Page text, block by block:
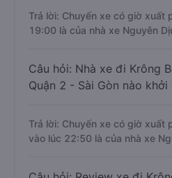
Trả lời: Chuyến xe có giờ xuất
19:00 là của nhà xe Nguyên
Câu hỏi: Nhà xe đi Krông
Quận 2 - Sài Gòn nào khởi
Trả lời: Chuyến xe có giờ xuất
vào lúc 22:50 là của nhà xe